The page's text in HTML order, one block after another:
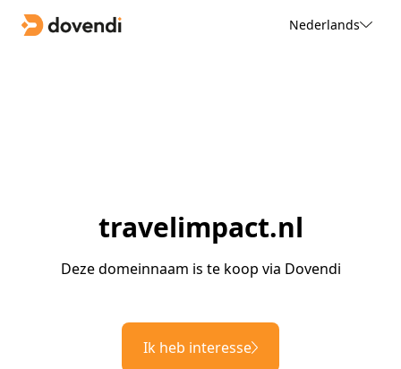
Nederlands
travelimpact.nl
Deze domeinnaam is te koop via Dovendi
Ik heb interesse